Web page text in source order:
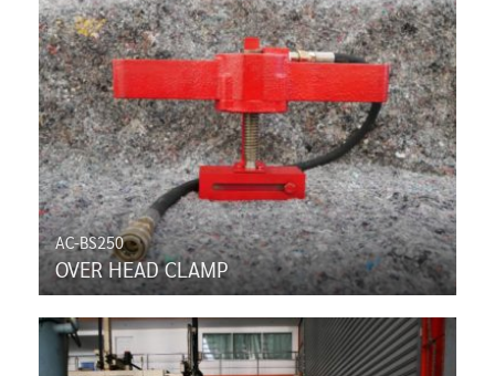
AC-BS250
OVER HEAD CLAMP